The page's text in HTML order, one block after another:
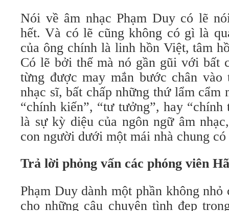
Nói về âm nhạc Phạm Duy có lẽ
hết. Và có lẽ cũng không có gì là
của ông chính là linh hồn Việt, tâm
Có lẽ bởi thế mà nó gần gũi với bất
từng được may mắn bước chân
nhạc sĩ, bất chấp những thứ lẩm cẩm
“chính kiến”, “tư tưởng”, hay
là sự kỳ diệu của ngôn ngữ âm
con người dưới một mái nhà chung
Trả lời phỏng vấn các phóng viên
Phạm Duy dành một phần không nhỏ
cho những câu chuyện tình đẹp